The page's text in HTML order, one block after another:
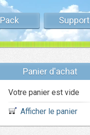
Pack Support
Panier d'achat
Votre panier est vide
Afficher le panier